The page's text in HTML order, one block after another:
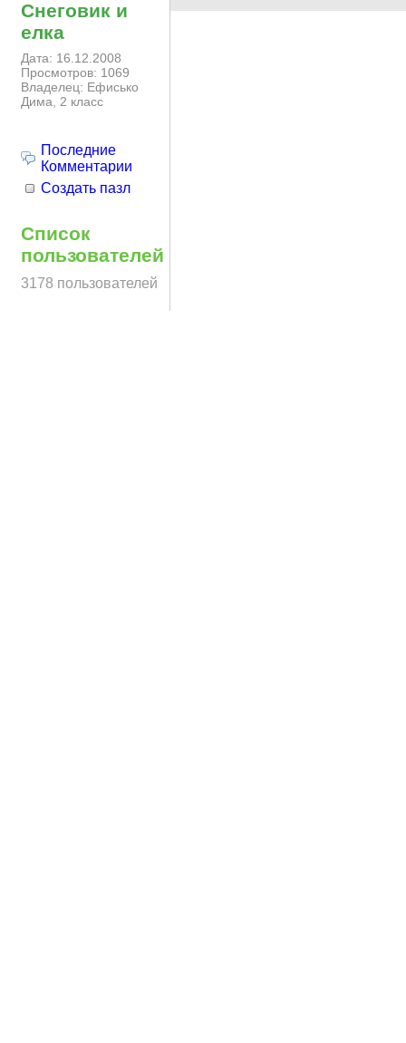
Снеговик и
елка
Дата: 16.12.2008
Просмотров: 1069
Владелец: Ефисько
Дима, 2 класс
Последние
Комментарии
Создать пазл
Список
пользователей
3178 пользователей